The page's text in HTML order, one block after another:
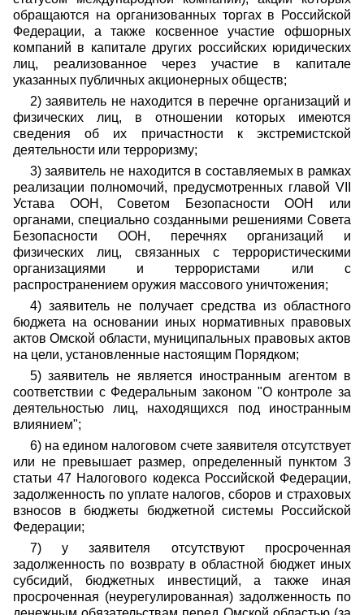
обращаются на организованных торгах в Российской
Федерации, а также косвенное участие офшорных
компаний в капитале других российских юридических
лиц, реализованное через участие в капитале
указанных публичных акционерных обществ;
2) заявитель не находится в перечне организаций и
физических лиц, в отношении которых имеются
сведения об их причастности к экстремистской
деятельности или терроризму;
3) заявитель не находится в составляемых в рамках
реализации полномочий, предусмотренных главой VII
Устава ООН, Советом Безопасности ООН или
органами, специально созданными решениями Совета
Безопасности ООН, перечнях организаций и
физических лиц, связанных с террористическими
организациями и террористами или с
распространением оружия массового уничтожения;
4) заявитель не получает средства из областного
бюджета на основании иных нормативных правовых
актов Омской области, муниципальных правовых актов
на цели, установленные настоящим Порядком;
5) заявитель не является иностранным агентом в
соответствии с Федеральным законом "О контроле за
деятельностью лиц, находящихся под иностранным
влиянием";
6) на едином налоговом счете заявителя отсутствует
или не превышает размер, определенный пунктом 3
статьи 47 Налогового кодекса Российской Федерации,
задолженность по уплате налогов, сборов и страховых
взносов в бюджеты бюджетной системы Российской
Федерации;
7) у заявителя отсутствуют просроченная
задолженность по возврату в областной бюджет иных
субсидий, бюджетных инвестиций, а также иная
просроченная (неурегулированная) задолженность по